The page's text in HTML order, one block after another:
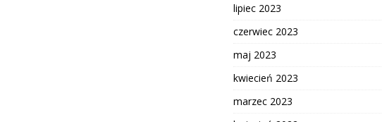
lipiec 2023
czerwiec 2023
maj 2023
kwiecień 2023
marzec 2023